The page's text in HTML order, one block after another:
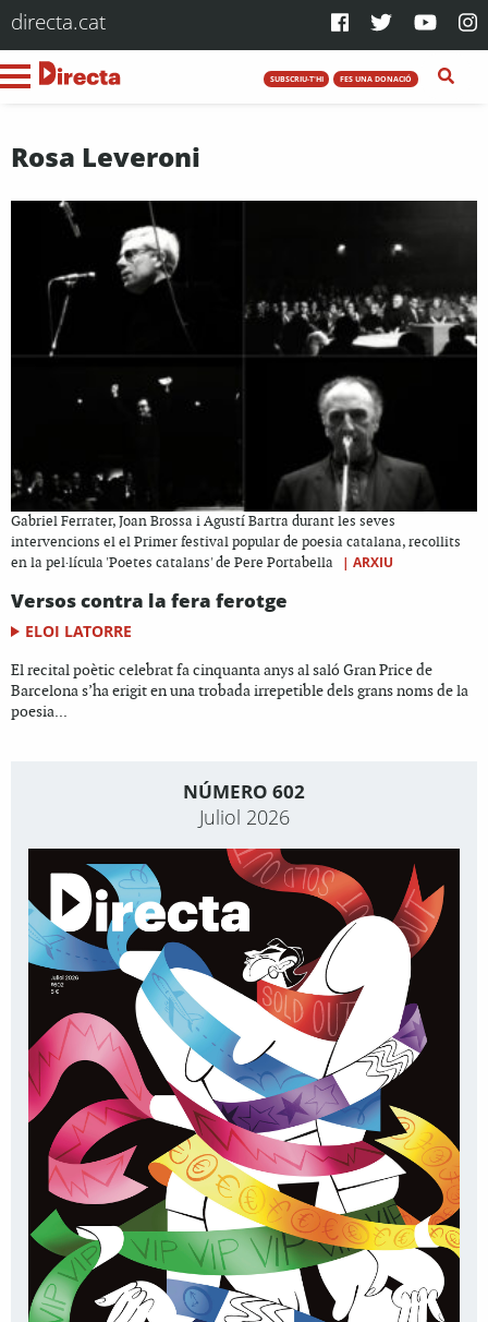
directa.cat
SUBSCRIU-T'HI FES UNA DONACIÓ
Rosa Leveroni
Gabriel Ferrater, Joan Brossa i Agustí Bartra durant les seves
intervencions el el Primer festival popular de poesia catalana, recollits
en la pel·lícula 'Poetes catalans' de Pere Portabella
| ARXIU
Versos contra la fera ferotge
ELOI LATORRE
El recital poètic celebrat fa cinquanta anys al saló Gran Price de
Barcelona s’ha erigit en una trobada irrepetible dels grans noms de la
poesia...
NÚMERO 602
Juliol 2026